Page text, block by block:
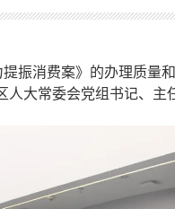
振消费案》的办理质量
大常委会党组书记、主